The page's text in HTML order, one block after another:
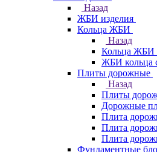
Назад
ЖБИ изделия
Кольца ЖБИ
Назад
Кольца ЖБИ
ЖБИ кольца
Плиты дорожные
Назад
Плиты
Дорожные
Плита
Плита
Плита
Фундаментные